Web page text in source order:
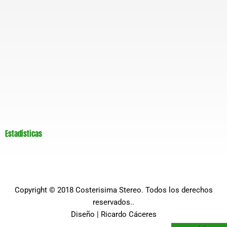
Estadísticas
Copyright © 2018 Costerisima Stereo. Todos los derechos
reservados..
Diseño |
Ricardo Cáceres